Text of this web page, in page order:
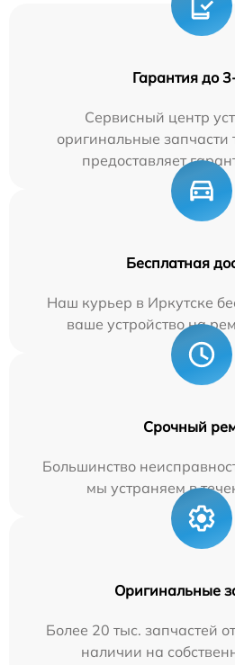
Гарантия до
Сервисный центр
оригинальные запчасти
предоставляет
Бесплатная
Наш курьер в Иркутске
ваше устройство на
Срочный
Большинство
мы устраняем в
Оригинальные
Более 20 тыс. запчастей
наличии на